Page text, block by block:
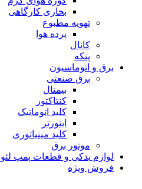
بخاری کارگاهی
تهویه مطبوع
پرده هوا
کانال
پنکه
برق و اتوماسیون
برق صنعتی
بیمتال
کنتاکتور
کلید اتوماتیک
اینورتر
کلید مینیاتوری
موتور برق
لوازم یدکی و قطعات پمپ لئو
فروش ویژه